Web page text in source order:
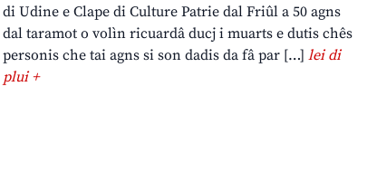
di Udine e Clape di Culture Patrie dal Friûl a 50 agns
dal taramot o volìn ricuardâ ducj i muarts e dutis chês
personis che tai agns si son dadis da fâ par […] lei di
plui +